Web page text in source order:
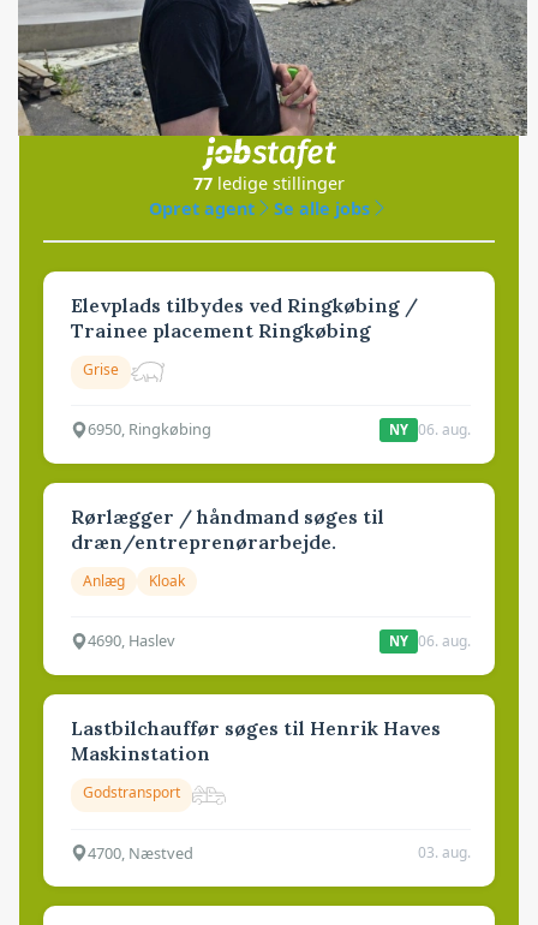
Jobs
i samarbejde med
77 ledige stillinger
Opret agent
Se alle jobs
Elevplads tilbydes ved Ringkøbing /
Trainee placement Ringkøbing
Grise
6950, Ringkøbing NY 06. aug.
Rørlægger / håndmand søges til
dræn/entreprenørarbejde.
Anlæg Kloak
4690, Haslev NY 06. aug.
Lastbilchauffør søges til Henrik Haves
Maskinstation
Godstransport
4700, Næstved 03. aug.